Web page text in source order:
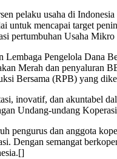
pelaku usaha di
untuk mencapai target
pertumbuhan Usaha
Lembaga Pengelola
Merah dan
Bersama (RPB) yang
inovatif, dan akuntabel
Undang-undang
pengurus dan anggota
Dengan semangat